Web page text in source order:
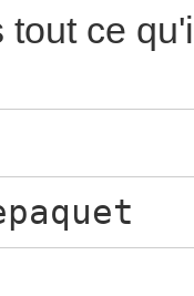
tout ce